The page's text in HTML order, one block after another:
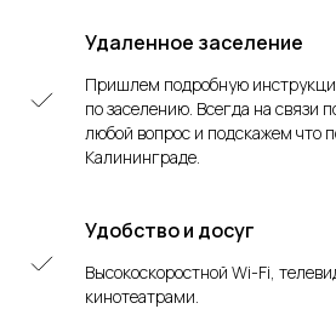
Удаленное заселение
Пришлем подробную
по заселению. Всегда на связи
любой вопрос и подскажем что
Калининграде.
Удобство и досуг
Высокоскоростной Wi-Fi,
кинотеатрами.